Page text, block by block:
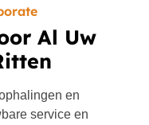
Al Uw
en
service en